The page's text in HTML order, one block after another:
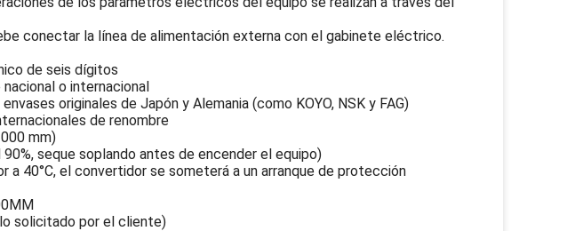
conectar la línea de alimentación externa con el gabinete eléctrico.
de seis dígitos
o internacional
originales de Japón y Alemania (como KOYO, NSK y FAG)
de renombre
mm)
seque soplando antes de encender el equipo)
a 40°C, el convertidor se someterá a un arranque de protección
solicitado por el cliente)